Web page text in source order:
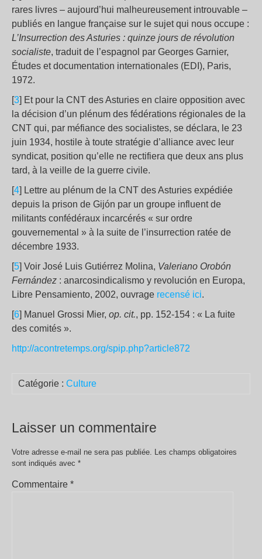
rares livres – aujourd’hui malheureusement introuvable –
publiés en langue française sur le sujet qui nous occupe :
L’Insurrection des Asturies : quinze jours de révolution
socialiste, traduit de l’espagnol par Georges Garnier,
Études et documentation internationales (EDI), Paris,
1972.
[3] Et pour la CNT des Asturies en claire opposition avec
la décision d’un plénum des fédérations régionales de la
CNT qui, par méfiance des socialistes, se déclara, le 23
juin 1934, hostile à toute stratégie d’alliance avec leur
syndicat, position qu’elle ne rectifiera que deux ans plus
tard, à la veille de la guerre civile.
[4] Lettre au plénum de la CNT des Asturies expédiée
depuis la prison de Gijón par un groupe influent de
militants confédéraux incarcérés « sur ordre
gouvernemental » à la suite de l’insurrection ratée de
décembre 1933.
[5] Voir José Luis Gutiérrez Molina, Valeriano Orobón
Fernández : anarcosindicalismo y revolución en Europa,
Libre Pensamiento, 2002, ouvrage recensé ici.
[6] Manuel Grossi Mier, op. cit., pp. 152-154 : « La fuite
des comités ».
http://acontretemps.org/spip.php?article872
Catégorie : Culture
Laisser un commentaire
Votre adresse e-mail ne sera pas publiée. Les champs obligatoires
sont indiqués avec *
Commentaire *